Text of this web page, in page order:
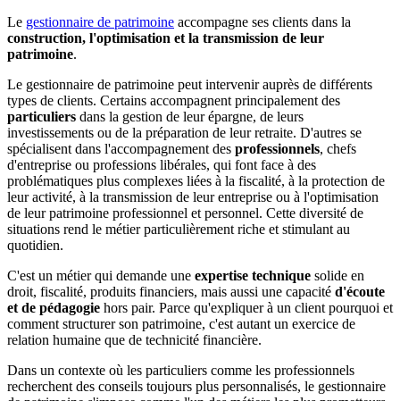
Le gestionnaire de patrimoine accompagne ses clients dans la
construction, l'optimisation et la transmission de leur
patrimoine.
Le gestionnaire de patrimoine peut intervenir auprès de différents
types de clients. Certains accompagnent principalement des
particuliers dans la gestion de leur épargne, de leurs
investissements ou de la préparation de leur retraite. D'autres se
spécialisent dans l'accompagnement des professionnels, chefs
d'entreprise ou professions libérales, qui font face à des
problématiques plus complexes liées à la fiscalité, à la protection de
leur activité, à la transmission de leur entreprise ou à l'optimisation
de leur patrimoine professionnel et personnel. Cette diversité de
situations rend le métier particulièrement riche et stimulant au
quotidien.
C'est un métier qui demande une expertise technique solide en
droit, fiscalité, produits financiers, mais aussi une capacité d'écoute
et de pédagogie hors pair. Parce qu'expliquer à un client pourquoi et
comment structurer son patrimoine, c'est autant un exercice de
relation humaine que de technicité financière.
Dans un contexte où les particuliers comme les professionnels
recherchent des conseils toujours plus personnalisés, le gestionnaire